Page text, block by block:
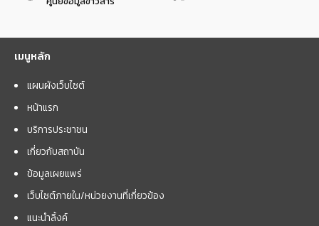
เมนูหลัก
แผนผังเว็บไซต์
หน้าแรก
บริการประชาชน
เกี่ยวกับสถาบัน
ข้อมูลเผยแพร่
เว็บไซต์ภายใน/หน่วยงานที่เกี่ยวข้อง
แนะนำลิ้งค์